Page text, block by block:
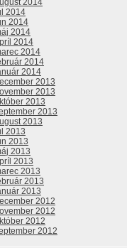
2014
2014
2014
2014
2014
2014
2014
2014
2013
2013
2013
2013
2013
2013
2013
2013
2013
2013
2013
2013
2012
2012
2012
2012